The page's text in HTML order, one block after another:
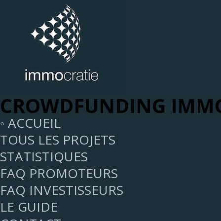
CROWDFUNDING
◦ ACCUEIL
TOUS LES PROJETS
STATISTIQUES
FAQ PROMOTEURS
FAQ INVESTISSEURS
LE GUIDE